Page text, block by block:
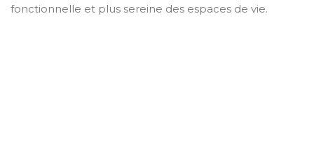
fonctionnelle et plus sereine des espaces de vie.